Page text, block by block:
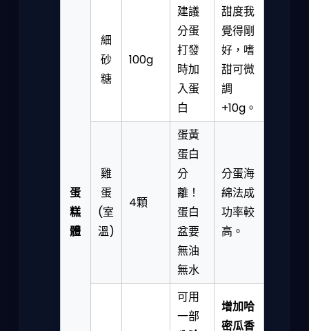
蛋
糕
體
細
砂
糖
100g
建議
分蛋
打發
時加
入蛋
白
甜度我
覺得剛
好，嗜
甜可微
調
+10g。
雞
蛋
(室
溫)
4顆
蛋黃
蛋白
分
離！
蛋白
盆要
無油
無水
分蛋海
綿法成
功率較
高。
可用
一部
增加哈
密瓜香